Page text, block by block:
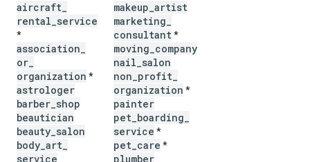
aircraft
rental service
*
association
or
organization *
astrologer
barber shop
beautician
beauty salon
body art
service
makeup artist
marketing
consultant*
moving company
nail salon
non profit
organization *
painter
pet boarding
service *
pet care *
plumber